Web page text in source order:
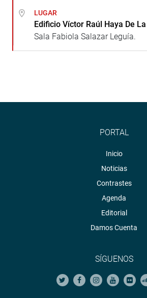
LUGAR
Edificio Víctor Raúl Haya De
Sala Fabiola Salazar Leguía.
PORTAL
Inicio
Noticias
Contrastes
Agenda
Editorial
Damos Cuenta
SÍGUENOS